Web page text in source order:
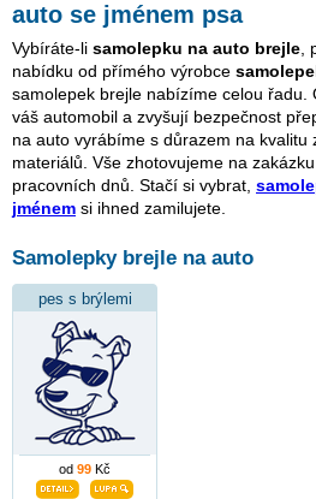
auto se jménem psa
Vybíráte-li samolepku na auto brejle
nabídku od přímého výrobce
samolepek brejle nabízíme celou řadu.
váš automobil a zvyšují bezpečnost
na auto vyrábíme s důrazem na kvalitu
materiálů. Vše zhotovujeme na
pracovních dnů. Stačí si vybrat,
jménem si ihned zamilujete.
Samolepky brejle na auto
pes s brýlemi
od 99 Kč